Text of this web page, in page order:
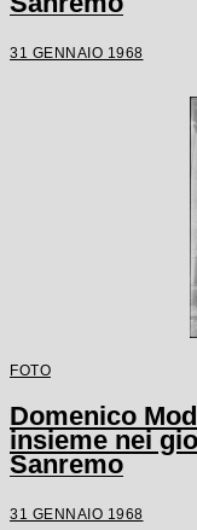
31 GENNAIO 1968
FOTO
Domenico
insieme nei
Sanremo
31 GENNAIO 1968